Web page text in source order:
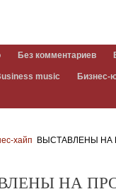
Без комментариев
music Бизнес-
хайп ВЫСТАВЛЕНЫ
НА